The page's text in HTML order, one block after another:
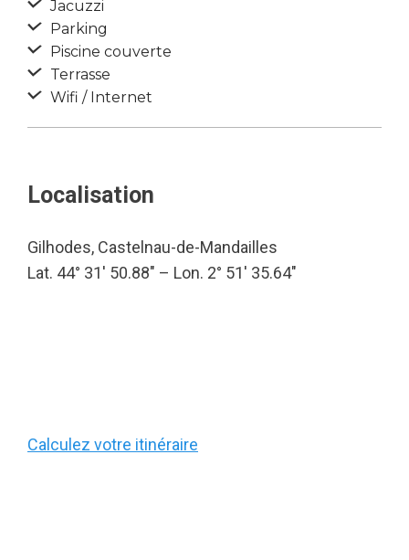
Jacuzzi
Parking
Piscine couverte
Terrasse
Wifi / Internet
Localisation
Gilhodes, Castelnau-de-Mandailles
Lat. 44° 31′ 50.88″ – Lon. 2° 51′ 35.64″
Calculez votre itinéraire